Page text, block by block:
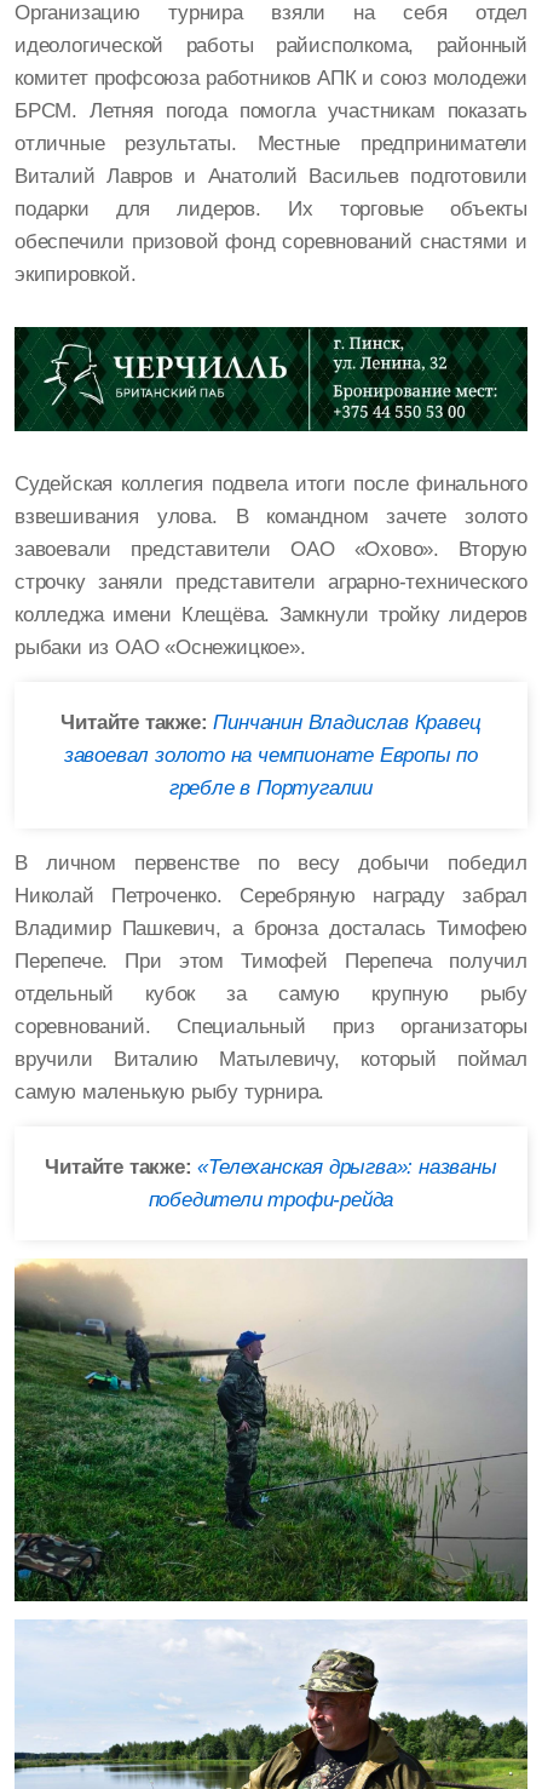
Организацию турнира взяли на себя отдел
идеологической работы райисполкома, районный
комитет профсоюза работников АПК и союз молодежи
БРСМ. Летняя погода помогла участникам показать
отличные результаты. Местные предприниматели
Виталий Лавров и Анатолий Васильев подготовили
подарки для лидеров. Их торговые объекты
обеспечили призовой фонд соревнований снастями и
экипировкой.
Судейская коллегия подвела итоги после финального
взвешивания улова. В командном зачете золото
завоевали представители ОАО «Охово». Вторую
строчку заняли представители аграрно-технического
колледжа имени Клещёва. Замкнули тройку лидеров
рыбаки из ОАО «Оснежицкое».
Читайте также:Пинчанин Владислав Кравец
завоевал золото на чемпионате Европы по
гребле в Португалии
В личном первенстве по весу добычи победил
Николай Петроченко. Серебряную награду забрал
Владимир Пашкевич, а бронза досталась Тимофею
Перепече. При этом Тимофей Перепеча получил
отдельный кубок за самую крупную рыбу
соревнований. Специальный приз организаторы
вручили Виталию Матылевичу, который поймал
самую маленькую рыбу турнира.
Читайте также:«Телеханская дрыгва»: названы
победители трофи-рейда